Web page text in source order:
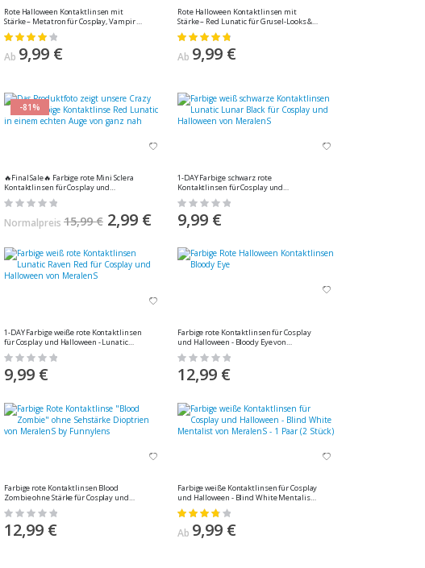
Rote Halloween Kontaktlinsen mit
Stärke – Metatron für Cosplay, Vampir &
Dämon von MeralenS,1 Paar (2 Stück)
Bewertung:
Ab 9,99 €
Rote Halloween Kontaktlinsen mit
Stärke – Red Lunatic für Grusel-Looks &
Cosplay von MeralenS, 1 Paar (2 Stück)
Bewertung:
Ab 9,99 €
-81%
🔥Final Sale🔥 Farbige rote Mini Sclera
Kontaktlinsen für Cosplay und
Halloween - Red Lunatic 17mm von
MeralenS - 1 Paar (2 Stück)
Rating:
Normalpreis 15,99 € Sonderangebot
2,99 €
1-DAY Farbige schwarz rote
Kontaktlinsen für Cosplay und
Halloween - Lunatic Lunar Black von
MeralenS - 1 Paar (2 Stück)
Rating:
0%
9,99 €
1-DAY Farbige weiße rote Kontaktlinsen
für Cosplay und Halloween - Lunatic
Raven Red von MeralenS - 1 Paar (2 Stück)
Rating:
0%
9,99 €
Farbige rote Kontaktlinsen für Cosplay
und Halloween - Bloody Eye von
MeralenS - 1 Paar (2 Stück)
Rating:
0%
12,99 €
Farbige rote Kontaktlinsen Blood
Zombie ohne Stärke für Cosplay und
Halloween von MeralenS - 1 Paar (2 Stück)
Rating:
0%
12,99 €
Farbige weiße Kontaktlinsen für Cosplay
und Halloween - Blind White Mentalist
von MeralenS - 1 Paar (2 Stück)
Bewertung:
Ab 9,99 €